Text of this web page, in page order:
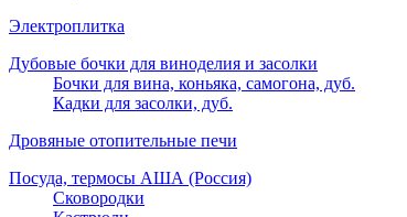
Электроплитка
Дубовые бочки для виноделия и засолки
Бочки для вина, коньяка, самогона, дуб.
Кадки для засолки, дуб.
Дровяные отопительные печи
Посуда, термосы АША (Россия)
Сковородки